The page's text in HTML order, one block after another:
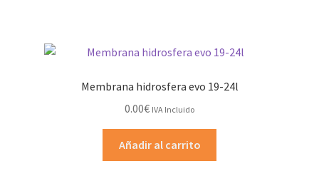
Membrana hidrosfera evo 19-24l
0.00€ IVA Incluido
Añadir al carrito